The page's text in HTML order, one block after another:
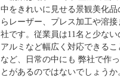
中をきれいに見せる景観美化
らレーザー、プレス加工や溶
社です。従業員は11名と少な
アルミなど幅広く対応できる
など、日常の中にも 弊社で作
とがあるのではないでしょう